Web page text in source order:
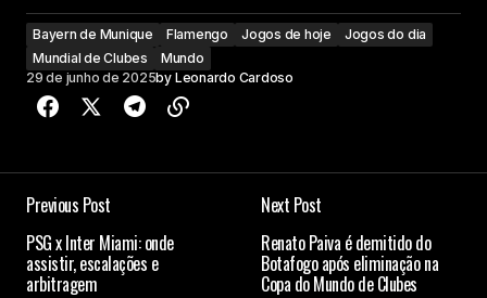
Bayern de Munique Flamengo Jogos de hoje
Jogos do dia
Mundial de Clubes
Mundo
29 de junho de 2025by Leonardo Cardoso
Previous Post
PSG x Inter Miami: onde
assistir, escalações e
arbitragem
Next Post
Renato Paiva é demitido do
Botafogo após eliminação na
Copa do Mundo de Clubes